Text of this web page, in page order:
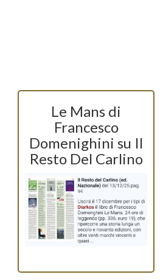
Le Mans di
Francesco
Domenighini su Il
Resto Del Carlino